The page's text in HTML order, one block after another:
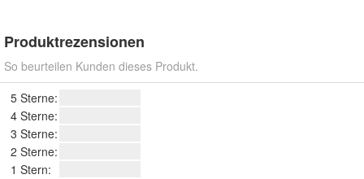
Produktrezensionen
So beurteilen Kunden dieses Produkt.
5 Sterne:
4 Sterne:
3 Sterne:
2 Sterne:
1 Stern: